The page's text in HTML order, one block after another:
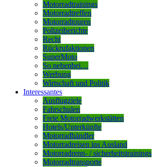
Motorradtrainings
Motorradtreffen
Motorradtouren
Polizeiberichte
Recht
Rückrufaktionen
SuperMoto
So nebenbei…
Werbung
Wirtschaft und Politik
Interessantes
Ausflugziele
Fahrschulen
Freie Motorradwerkstätten
Hotels/Unterkünfte
Motorradhändler
Motorradreisen ins Ausland
Motorradrenn- / sicherheitstrainings
Motorradtransporte